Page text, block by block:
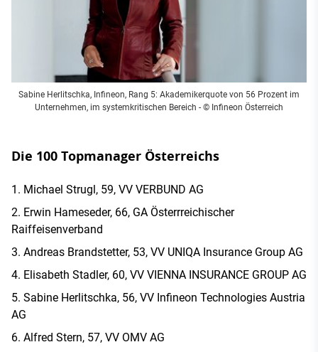
Sabine Herlitschka, Infineon, Rang 5: Akademikerquote von 56 Prozent im
Unternehmen, im systemkritischen Bereich - © Infineon Österreich
Die 100 Topmanager Österreichs
Michael Strugl, 59, VV VERBUND AG
Erwin Hameseder, 66, GA Österrreichischer
Raiffeisenverband
Andreas Brandstetter, 53, VV UNIQA Insurance Group AG
Elisabeth Stadler, 60, VV VIENNA INSURANCE GROUP AG
Sabine Herlitschka, 56, VV Infineon Technologies Austria
AG
Alfred Stern, 57, VV OMV AG